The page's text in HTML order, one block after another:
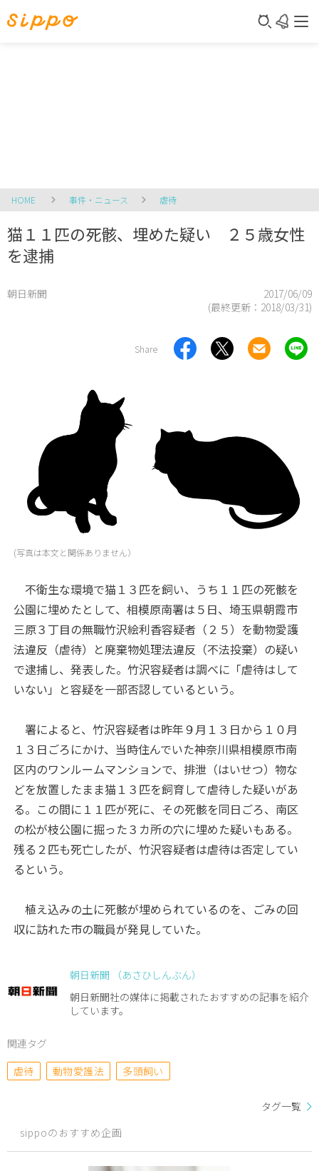
HOME 事件・ニュース 虐待
猫１１匹の死骸、埋めた疑い ２５歳女性
を逮捕
朝日新聞
2017/06/09
(最終更新： 2018/03/31)
Share
(写真は本文と関係ありません）
不衛生な環境で猫１３匹を飼い、うち１１匹の死骸を
公園に埋めたとして、相模原南署は５日、埼玉県朝霞市
三原３丁目の無職竹沢絵利香容疑者（２５）を動物愛護
法違反（虐待）と廃棄物処理法違反（不法投棄）の疑い
で逮捕し、発表した。竹沢容疑者は調べに「虐待はして
いない」と容疑を一部否認しているという。
署によると、竹沢容疑者は昨年９月１３日から１０月
１３日ごろにかけ、当時住んでいた神奈川県相模原市南
区内のワンルームマンションで、排泄（はいせつ）物な
どを放置したまま猫１３匹を飼育して虐待した疑いがあ
る。この間に１１匹が死に、その死骸を同日ごろ、南区
の松が枝公園に掘った３カ所の穴に埋めた疑いもある。
残る２匹も死亡したが、竹沢容疑者は虐待は否定してい
るという。
植え込みの土に死骸が埋められているのを、ごみの回
収に訪れた市の職員が発見していた。
朝日新聞 （あさひしんぶん）
朝日新聞社の媒体に掲載されたおすすめの記事を紹介
しています。
関連タグ
虐待
動物愛護法 多頭飼い
タグ一覧
sippoのおすすめ企画